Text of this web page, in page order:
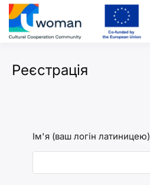
Перейти
до
вмісту
Реєстрація
Ім'я (ваш логін латиницею)